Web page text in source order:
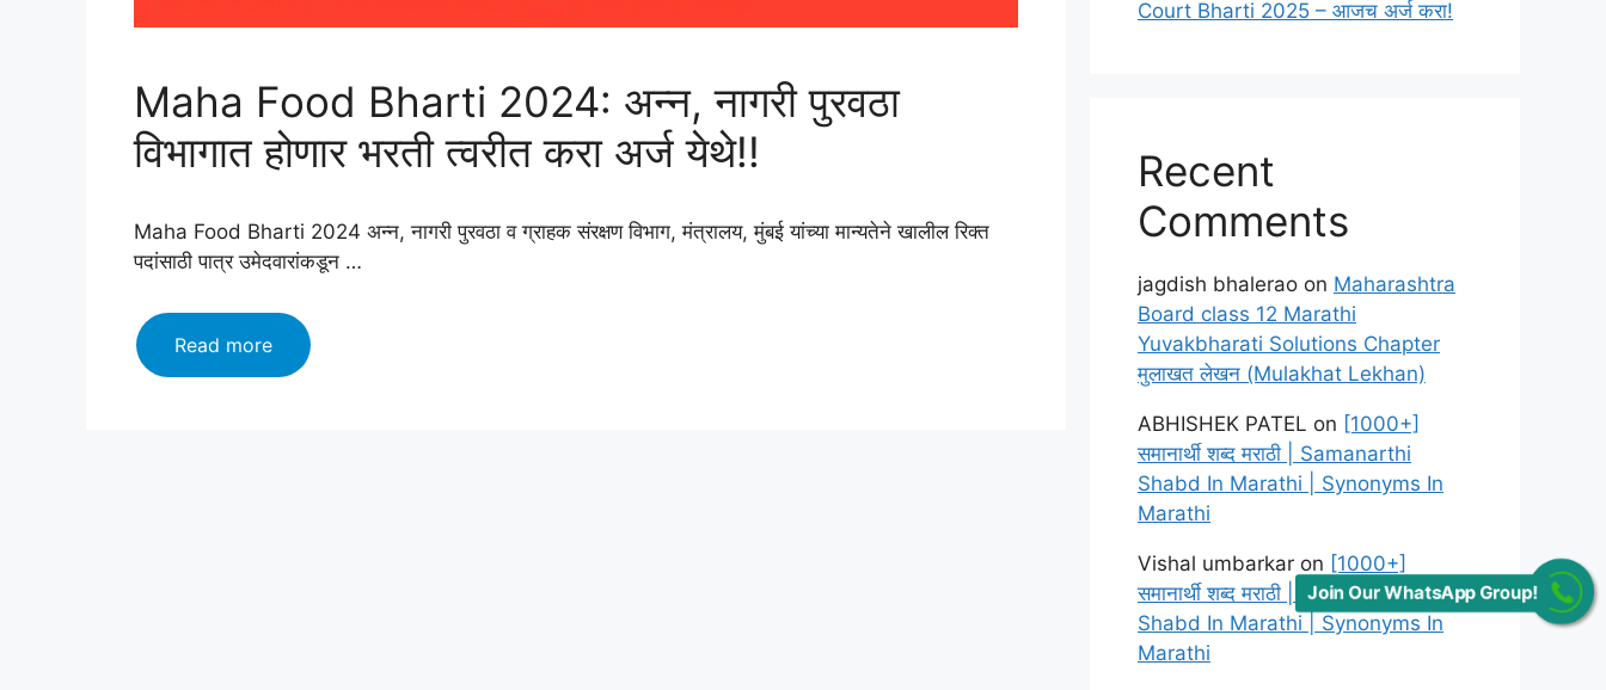
Maha Food Bharti 2024: अन्न, नागरी पुरवठा
विभागात होणार भरती त्वरीत करा अर्ज येथे!!
Maha Food Bharti 2024 अन्न, नागरी पुरवठा व ग्राहक संरक्षण विभाग, मंत्रालय, मुंबई यांच्या मान्यतेने खालील रिक्त
पदांसाठी पात्र उमेदवारांकडून …
Read moreMaha
Food
Court Bharti 2025 – आजच अर्ज करा!
Recent
Comments
jagdish bhalerao on Maharashtra
Board class 12 Marathi
Yuvakbharati Solutions Chapter
मुलाखत लेखन (Mulakhat Lekhan)
ABHISHEK PATEL on [1000+]
समानार्थी शब्द मराठी | Samanarthi
Shabd In Marathi | Synonyms In
Marathi
Vishal umbarkar on [1000+]
समानार्थी शब्द मराठी | Samanarthi
Shabd In Marathi | Synonyms In
Marathi
Join Our WhatsApp Group!